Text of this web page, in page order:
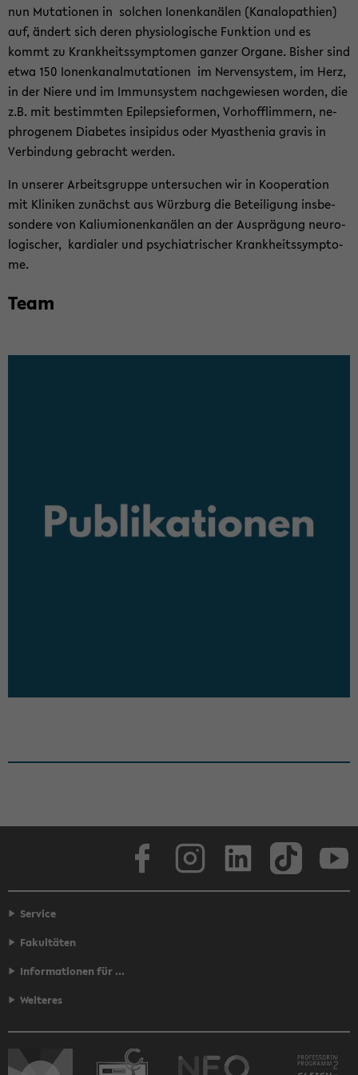
nun Mu­ta­tio­nen in sol­chen Io­nen­ka­nä­len (Kana­lo­pa­thien)
auf, än­dert sich deren phy­sio­lo­gi­sche Funk­ti­on und es
kommt zu Krank­heits­sym­pto­men gan­zer Or­ga­ne. Bis­her sind
etwa 150 Io­nen­ka­nal­mu­ta­tio­nen im Ner­ven­sys­tem, im Herz,
in der Niere und im Im­mun­sys­tem nach­ge­wie­sen wor­den, die
z.B. mit be­stimm­ten Epi­lep­sie­for­men, Vor­hof­flim­mern, ne­
ph­ro­ge­nem Dia­be­tes in­si­pi­dus oder My­asthe­nia gra­vis in
Ver­bin­dung ge­bracht wer­den.
In un­se­rer Ar­beits­grup­pe un­ter­su­chen wir in Ko­ope­ra­ti­on
mit Kli­ni­ken zu­nächst aus Würz­burg die Be­tei­li­gung ins­be­
son­de­re von Ka­li­um­io­nen­ka­nä­len an der Aus­prä­gung neu­ro­
lo­gi­scher, kar­dia­ler und psych­ia­tri­scher Krank­heits­sym­pto­
me.
Team
Face­book
Service
Fakultäten
Informationen für ...
Weiteres